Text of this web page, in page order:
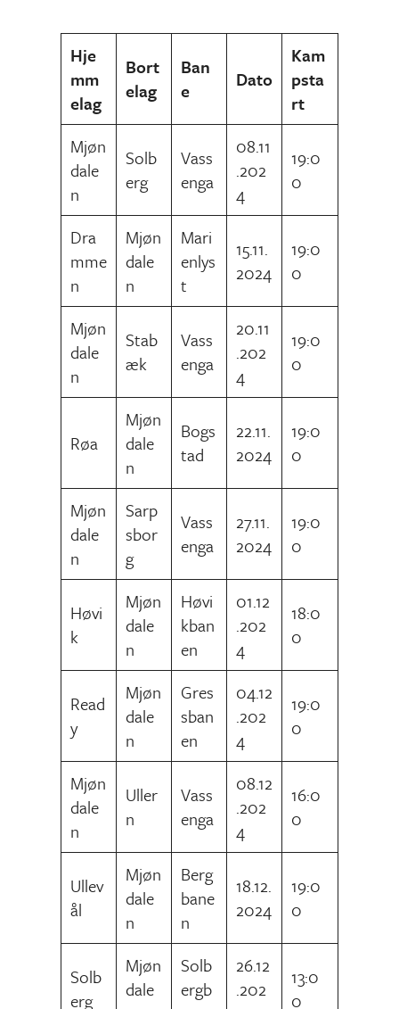
Hje
mm
elag
Bort
elag
Ban
e
Dato
Kam
psta
rt
Mjøn
dale
n
Solb
erg
Vass
enga
08.11
.202
4
19:0
0
Dra
mme
n
Mjøn
dale
n
Mari
enlys
t
15.11.
2024
19:0
0
Mjøn
dale
n
Stab
æk
Vass
enga
20.11
.202
4
19:0
0
Røa
Mjøn
dale
n
Bogs
tad
22.11.
2024
19:0
0
Mjøn
dale
n
Sarp
sbor
g
Vass
enga
27.11.
2024
19:0
0
Høvi
k
Mjøn
dale
n
Høvi
kban
en
01.12
.202
4
18:0
0
Read
y
Mjøn
dale
n
Gres
sban
en
04.12
.202
4
19:0
0
Mjøn
dale
n
Uller
n
Vass
enga
08.12
.202
4
16:0
0
Ullev
ål
Mjøn
dale
n
Berg
bane
n
18.12.
2024
19:0
0
Solb
erg
Mjøn
dale
Solb
ergb
26.12
.202
13:0
0